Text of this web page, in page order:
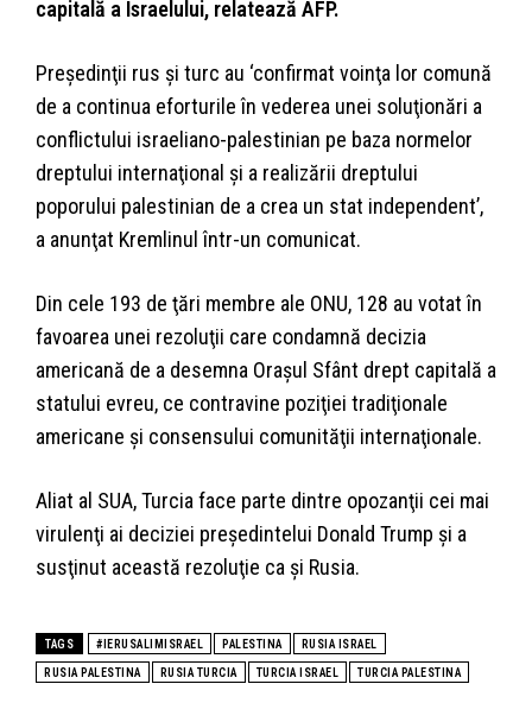
capitală a Israelului, relatează AFP.
Preşedinţii rus şi turc au ‘confirmat voinţa lor comună
de a continua eforturile în vederea unei soluţionări a
conflictului israeliano-palestinian pe baza normelor
dreptului internaţional şi a realizării dreptului
poporului palestinian de a crea un stat independent’,
a anunţat Kremlinul într-un comunicat.
Din cele 193 de ţări membre ale ONU, 128 au votat în
favoarea unei rezoluţii care condamnă decizia
americană de a desemna Oraşul Sfânt drept capitală a
statului evreu, ce contravine poziţiei tradiţionale
americane şi consensului comunităţii internaţionale.
Aliat al SUA, Turcia face parte dintre opozanţii cei mai
virulenţi ai deciziei preşedintelui Donald Trump şi a
susţinut această rezoluţie ca şi Rusia.
TAGS #IERUSALIMISRAEL PALESTINA RUSIA ISRAEL
RUSIA PALESTINA RUSIA TURCIA TURCIA ISRAEL TURCIA PALESTINA